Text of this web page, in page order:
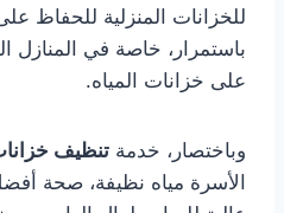
للخزانات المنزلية للحفاظ
باستمرار، خاصة في المنازل
على خزانات المياه.
وباختصار، خدمة تنظيف
الأسرة مياه نظيفة، صحة